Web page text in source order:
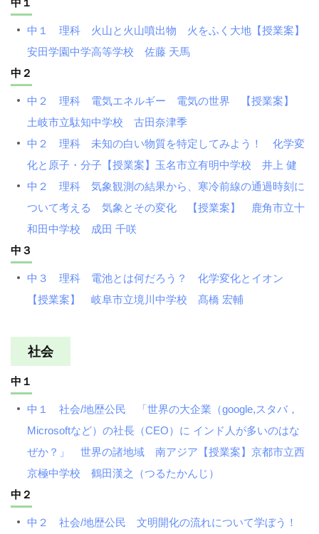
中１
中１ 理科 火山と火山噴出物 火をふく大地【授業案】
安田学園中学高等学校 佐藤 天馬
中２
中２ 理科 電気エネルギー 電気の世界 【授業案】
土岐市立駄知中学校 古田奈津季
中２ 理科 未知の白い物質を特定してみよう！ 化学変
化と原子・分子【授業案】玉名市立有明中学校 井上 健
中２ 理科 気象観測の結果から、寒冷前線の通過時刻に
ついて考える 気象とその変化 【授業案】 鹿角市立十
和田中学校 成田 千咲
中３
中３ 理科 電池とは何だろう？ 化学変化とイオン
【授業案】 岐阜市立境川中学校 髙橋 宏輔
社会
中１
中１ 社会/地歴公民 「世界の大企業（google,スタバ，
Microsoftなど）の社長（CEO）に インド人が多いのはな
ぜか？」 世界の諸地域 南アジア【授業案】京都市立西
京極中学校 鶴田漢之（つるたかんじ）
中２
中２ 社会/地歴公民 文明開化の流れについて学ぼう！